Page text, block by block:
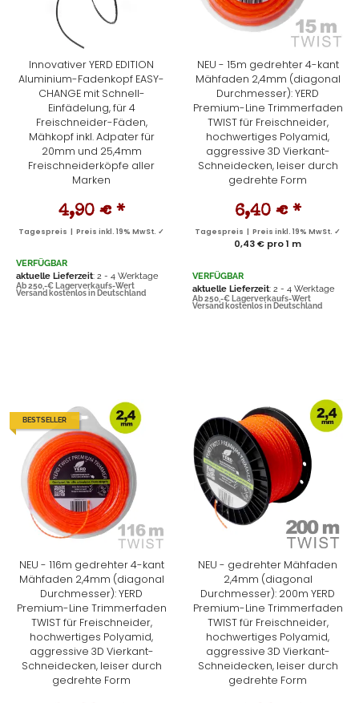
Innovativer YERD EDITION
Aluminium-Fadenkopf EASY-
CHANGE mit Schnell-
Einfädelung, für 4
Freischneider-Fäden,
Mähkopf inkl. Adpater für
20mm und 25,4mm
Freischneiderköpfe aller
Marken
4,90 € *
Tagespreis | Preis inkl. 19% MwSt. ✓
VERFÜGBAR
aktuelle Lieferzeit: 2 - 4 Werktage
Ab 250,-€ Lagerverkaufs-Wert
Versand kostenlos in Deutschland
NEU - 15m gedrehter 4-kant
Mähfaden 2,4mm (diagonal
Durchmesser): YERD
Premium-Line Trimmerfaden
TWIST für Freischneider,
hochwertiges Polyamid,
aggressive 3D Vierkant-
Schneidecken, leiser durch
gedrehte Form
6,40 € *
Tagespreis | Preis inkl. 19% MwSt. ✓
0,43 € pro 1 m
VERFÜGBAR
aktuelle Lieferzeit: 2 - 4 Werktage
Ab 250,-€ Lagerverkaufs-Wert
Versand kostenlos in Deutschland
BESTSELLER
NEU - 116m gedrehter 4-kant
Mähfaden 2,4mm (diagonal
Durchmesser): YERD
Premium-Line Trimmerfaden
TWIST für Freischneider,
hochwertiges Polyamid,
aggressive 3D Vierkant-
Schneidecken, leiser durch
gedrehte Form
NEU - gedrehter Mähfaden
2,4mm (diagonal
Durchmesser): 200m YERD
Premium-Line Trimmerfaden
TWIST für Freischneider,
hochwertiges Polyamid,
aggressive 3D Vierkant-
Schneidecken, leiser durch
gedrehte Form